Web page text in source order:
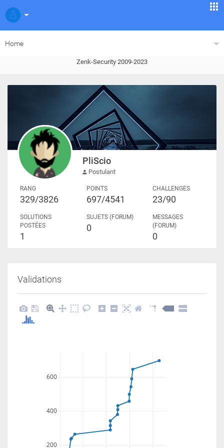
Home
Zenk-Security 2009-2023
PliScio
Postulant
RANG
329/3826
POINTS
697/4541
CHALLENGES
23/90
SOLUTIONS
POSTÉES
1
SUJETS (FORUM)
0
MESSAGES
(FORUM)
0
Validations
200
400
600